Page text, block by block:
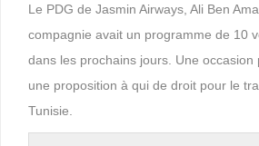
Le PDG de Jasmin Airways, Ali Ben
compagnie avait un programme de 10
dans les prochains jours. Une occasion
une proposition à qui de droit pour le
Tunisie.